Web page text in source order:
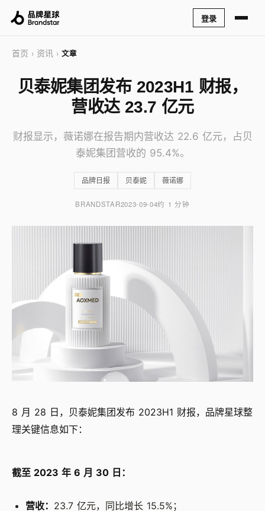
登录
首页 › 资讯 › 文章
贝泰妮集团发布 2023H1 财报，
营收达 23.7 亿元
财报显示，薇诺娜在报告期内营收达 22.6 亿元，占贝
泰妮集团营收的 95.4%。
品牌日报 贝泰妮 薇诺娜
BRANDSTAR2023-09-04约 1 分钟
8 月 28 日，贝泰妮集团发布 2023H1 财报，品牌星球整
理关键信息如下：
截至 2023 年 6 月 30 日：
营收： 23.7 亿元，同比增长 15.5%；